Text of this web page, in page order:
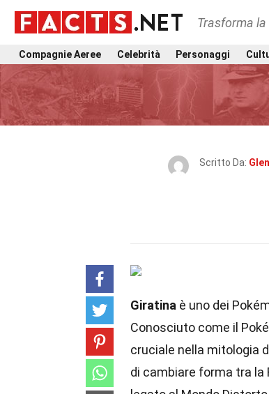
Trasforma
Compagnie Aeree Celebrità Personaggi
Scritto Da:
Giratina è uno dei
Conosciuto come il
cruciale nella mitologia
di cambiare forma tra la